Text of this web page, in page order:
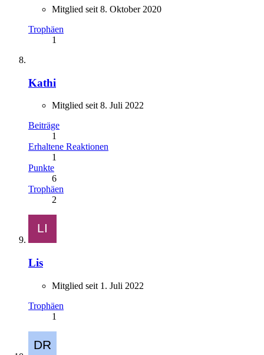
Mitglied seit 8. Oktober 2020
Trophäen
1
Kathi
Mitglied seit 8. Juli 2022
Beiträge
1
Erhaltene Reaktionen
1
Punkte
6
Trophäen
2
Lis
Mitglied seit 1. Juli 2022
Trophäen
1